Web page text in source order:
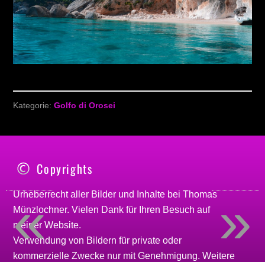
Kategorie:Golfo di Orosei
Copyrights
Urheberrecht aller Bilder und Inhalte beiThomas
Münzlochner. Vielen Dank für Ihren Besuch auf
meinerWebsite.
Verwendung von Bildern für private oder
kommerzielle Zwecke nur mit Genehmigung.Weitere
»
«